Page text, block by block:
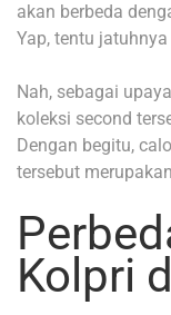
akan berbeda
Yap, tentu
Nah, sebagai
koleksi second
Dengan begitu,
tersebut
Kolpri